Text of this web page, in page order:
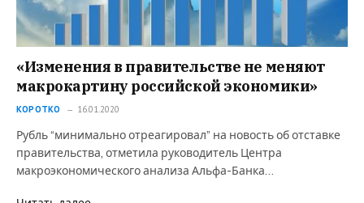
«Изменения в правительстве не меняют
макрокартину российской экономики»
КОРОТКО 16.01.2020
Рубль “минимально отреагировал” на новость об отставке
правительства, отметила руководитель Центра
макроэкономического анализа Альфа-Банка…